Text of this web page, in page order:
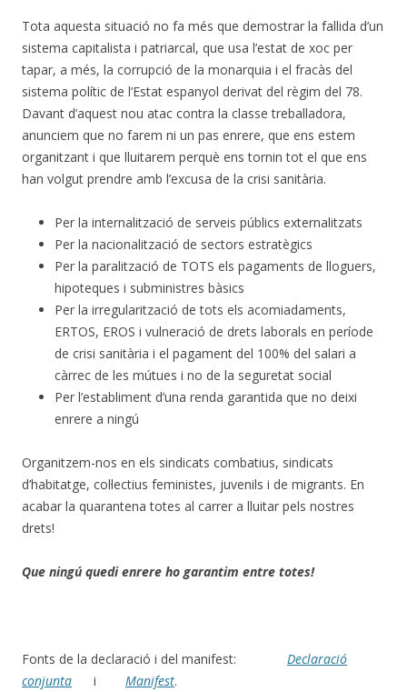
Tota aquesta situació no fa més que demostrar la fallida d’un
sistema capitalista i patriarcal, que usa l’estat de xoc per
tapar, a més, la corrupció de la monarquia i el fracàs del
sistema polític de l’Estat espanyol derivat del règim del 78.
Davant d’aquest nou atac contra la classe treballadora,
anunciem que no farem ni un pas enrere, que ens estem
organitzant i que lluitarem perquè ens tornin tot el que ens
han volgut prendre amb l’excusa de la crisi sanitària.
Per la internalització de serveis públics externalitzats
Per la nacionalització de sectors estratègics
Per la paralització de TOTS els pagaments de lloguers,
hipoteques i subministres bàsics
Per la irregularització de tots els acomiadaments,
ERTOS, EROS i vulneració de drets laborals en període
de crisi sanitària i el pagament del 100% del salari a
càrrec de les mútues i no de la seguretat social
Per l’establiment d’una renda garantida que no deixi
enrere a ningú
Organitzem-nos en els sindicats combatius, sindicats
d’habitatge, col·lectius feministes, juvenils i de migrants. En
acabar la quarantena totes al carrer a lluitar pels nostres
drets!
Que ningú quedi enrere ho garantim entre totes!
Fonts de la declaració i del manifest:
Declaració
conjunta
i Manifest.